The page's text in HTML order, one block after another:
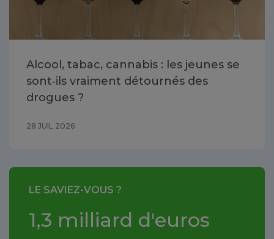
Alcool, tabac, cannabis : les jeunes se
sont‑ils vraiment détournés des
drogues ?
28 JUIL 2026
LE SAVIEZ-VOUS ?
1,3 milliard d'euros